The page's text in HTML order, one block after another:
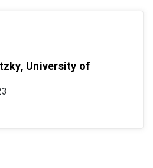
University of